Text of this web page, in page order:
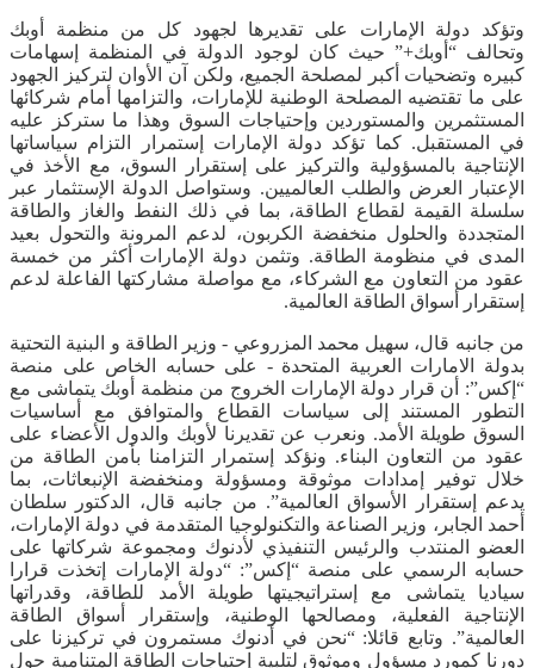
وتؤكد دولة الإمارات على تقديرها لجهود كل من منظمة أوبك
وتحالف “أوبك+” حيث كان لوجود الدولة في المنظمة إسهامات
كبيره وتضحيات أكبر لمصلحة الجميع، ولكن آن الأوان لتركيز الجهود
على ما تقتضيه المصلحة الوطنية للإمارات، والتزامها أمام شركائها
المستثمرين والمستوردين وإحتياجات السوق وهذا ما ستركز عليه
في المستقبل. كما تؤكد دولة الإمارات إستمرار التزام سياساتها
الإنتاجية بالمسؤولية والتركيز على إستقرار السوق، مع الأخذ في
الإعتبار العرض والطلب العالميين. وستواصل الدولة الإستثمار عبر
سلسلة القيمة لقطاع الطاقة، بما في ذلك النفط والغاز والطاقة
المتجددة والحلول منخفضة الكربون، لدعم المرونة والتحول بعيد
المدى في منظومة الطاقة. وتثمن دولة الإمارات أكثر من خمسة
عقود من التعاون مع الشركاء، مع مواصلة مشاركتها الفاعلة لدعم
إستقرار أسواق الطاقة العالمية.
من جانبه قال، سهيل محمد المزروعي - وزير الطاقة و البنية التحتية
بدولة الامارات العربية المتحدة - على حسابه الخاص على منصة
“إكس”: أن قرار دولة الإمارات الخروج من منظمة أوبك يتماشى مع
التطور المستند إلى سياسات القطاع والمتوافق مع أساسيات
السوق طويلة الأمد. ونعرب عن تقديرنا لأوبك والدول الأعضاء على
عقود من التعاون البناء. ونؤكد إستمرار التزامنا بأمن الطاقة من
خلال توفير إمدادات موثوقة ومسؤولة ومنخفضة الإنبعاثات، بما
يدعم إستقرار الأسواق العالمية”. من جانبه قال، الدكتور سلطان
أحمد الجابر، وزير الصناعة والتكنولوجيا المتقدمة في دولة الإمارات،
العضو المنتدب والرئيس التنفيذي لأدنوك ومجموعة شركاتها على
حسابه الرسمي على منصة “إكس”: “دولة الإمارات إتخذت قرارا
سياديا يتماشى مع إستراتيجيتها طويلة الأمد للطاقة، وقدراتها
الإنتاجية الفعلية، ومصالحها الوطنية، وإستقرار أسواق الطاقة
العالمية”. وتابع قائلا: “نحن في أدنوك مستمرون في تركيزنا على
دورنا كمورد مسؤول وموثوق لتلبية إحتياجات الطاقة المتنامية حول